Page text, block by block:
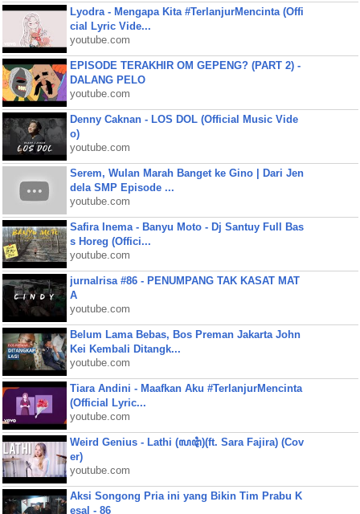
Lyodra - Mengapa Kita #TerlanjurMencinta (Offi
cial Lyric Vide...
youtube.com
EPISODE TERAKHIR OM GEPENG? (PART 2) -
DALANG PELO
youtube.com
Denny Caknan - LOS DOL (Official Music Vide
o)
youtube.com
Serem, Wulan Marah Banget ke Gino | Dari Jen
dela SMP Episode ...
youtube.com
Safira Inema - Banyu Moto - Dj Santuy Full Bas
s Horeg (Offici...
youtube.com
jurnalrisa #86 - PENUMPANG TAK KASAT MAT
A
youtube.com
Belum Lama Bebas, Bos Preman Jakarta John
Kei Kembali Ditangk...
youtube.com
Tiara Andini - Maafkan Aku #TerlanjurMencinta
(Official Lyric...
youtube.com
Weird Genius - Lathi (ꦭꦛꦶ)(ft. Sara Fajira) (Cov
er)
youtube.com
Aksi Songong Pria ini yang Bikin Tim Prabu K
esal - 86